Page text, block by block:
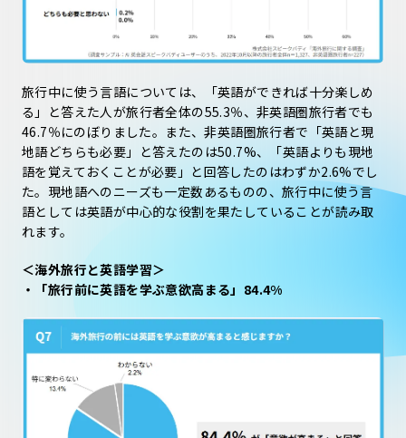
旅行中に使う言語については、「英語ができれば十分楽しめ
る」と答えた人が旅行者全体の55.3％、非英語圏旅行者でも
46.7％にのぼりました。また、非英語圏旅行者で「英語と現
地語どちらも必要」と答えたのは50.7%、「英語よりも現地
語を覚えておくことが必要」と回答したのはわずか2.6%でし
た。現地語へのニーズも一定数あるものの、旅行中に使う言
語としては英語が中心的な役割を果たしていることが読み取
れます。
＜海外旅行と英語学習＞
・「旅行前に英語を学ぶ意欲高まる」84.4%